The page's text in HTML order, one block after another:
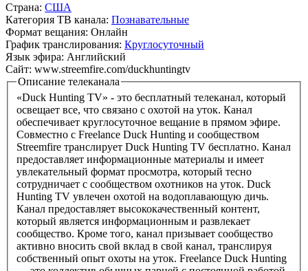
Страна: США
Категория ТВ канала: Познавательные
Формат вещания: Онлайн
График транслирования: Круглосуточный
Язык эфира: Английский
Сайт: www.streemfire.com/duckhuntingtv
Описание телеканала
«Duck Hunting TV» - это бесплатный телеканал, который
освещает все, что связано с охотой на уток. Канал
обеспечивает круглосуточное вещание в прямом эфире.
Совместно с Freelance Duck Hunting и сообществом
Streemfire транслирует Duck Hunting TV бесплатно. Канал
предоставляет информационные материалы и имеет
увлекательный формат просмотра, который тесно
сотрудничает с сообществом охотников на уток. Duck
Hunting TV увлечен охотой на водоплавающую дичь.
Канал предоставляет высококачественный контент,
который является информационным и развлекает
сообщество. Кроме того, канал призывает сообщество
активно вносить свой вклад в свой канал, транслируя
собственный опыт охоты на уток. Freelance Duck Hunting